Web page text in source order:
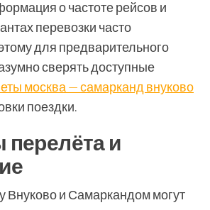
о частоте рейсов и
перевозки часто
для предварительного
сверять доступные
москва — самарканд внуково
поездки.
и
и Самаркандом могут